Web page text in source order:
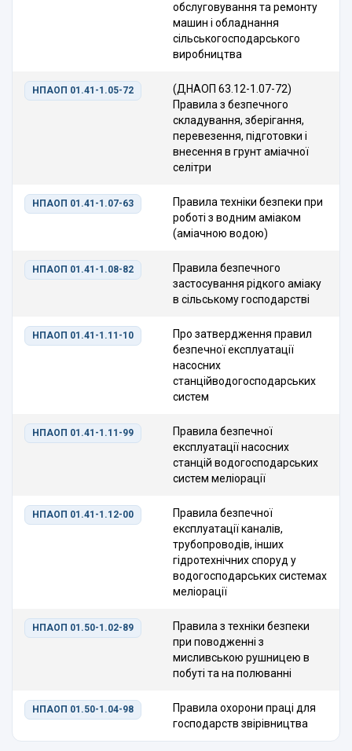
обслуговування та ремонту
машин і обладнання
сільськогосподарського
виробництва
НПАОП 01.41-1.05-72
(ДНАОП 63.12-1.07-72)
Правила з безпечного
складування, зберігання,
перевезення, підготовки і
внесення в грунт аміачної
селітри
НПАОП 01.41-1.07-63
Правила техніки безпеки при
роботі з водним аміаком
(аміачною водою)
НПАОП 01.41-1.08-82
Правила безпечного
застосування рідкого аміаку
в сільському господарстві
НПАОП 01.41-1.11-10
Про затвердження правил
безпечної експлуатації
насосних
станційводогосподарських
систем
НПАОП 01.41-1.11-99
Правила безпечної
експлуатації насосних
станцій водогосподарських
систем меліорації
НПАОП 01.41-1.12-00
Правила безпечної
експлуатації каналів,
трубопроводів, інших
гідротехнічних споруд у
водогосподарських системах
меліорації
НПАОП 01.50-1.02-89
Правила з техніки безпеки
при поводженні з
мисливською рушницею в
побуті та на полюванні
НПАОП 01.50-1.04-98
Правила охорони праці для
господарств звірівництва